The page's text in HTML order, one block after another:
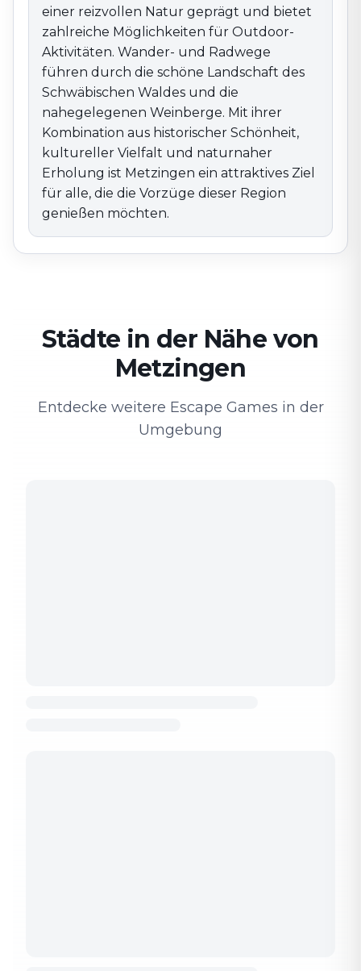
einer reizvollen Natur geprägt und bietet
zahlreiche Möglichkeiten für Outdoor-
Aktivitäten. Wander- und Radwege
führen durch die schöne Landschaft des
Schwäbischen Waldes und die
nahegelegenen Weinberge. Mit ihrer
Kombination aus historischer Schönheit,
kultureller Vielfalt und naturnaher
Erholung ist Metzingen ein attraktives Ziel
für alle, die die Vorzüge dieser Region
genießen möchten.
Städte in der Nähe von
Metzingen
Entdecke weitere Escape Games in der
Umgebung